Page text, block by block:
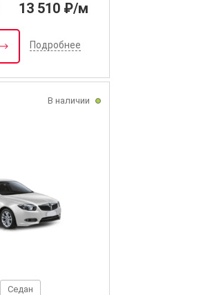
13 510 ₽/м
Подробнее
В наличии
Седан